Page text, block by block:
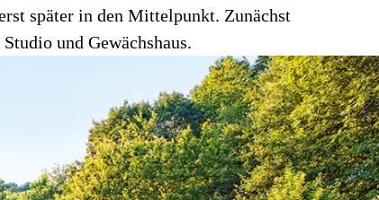
später in den Mittelpunkt. Zunächst
und Gewächshaus.